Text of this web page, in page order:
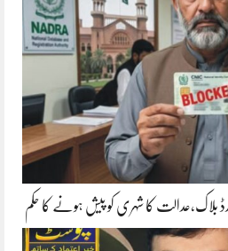
بلاک،عدالت کا شہری کو پیش ہونے کا حکم